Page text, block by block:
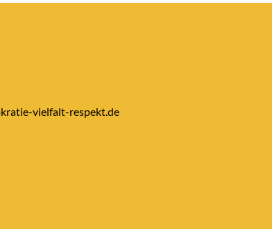
vielfalt-respekt.de